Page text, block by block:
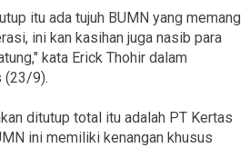
itu ada tujuh BUMN yang memang
ini kan kasihan juga nasib para
kata Erick Thohir dalam
(23/9).
ditutup total itu adalah PT Kertas
ini memiliki kenangan khusus